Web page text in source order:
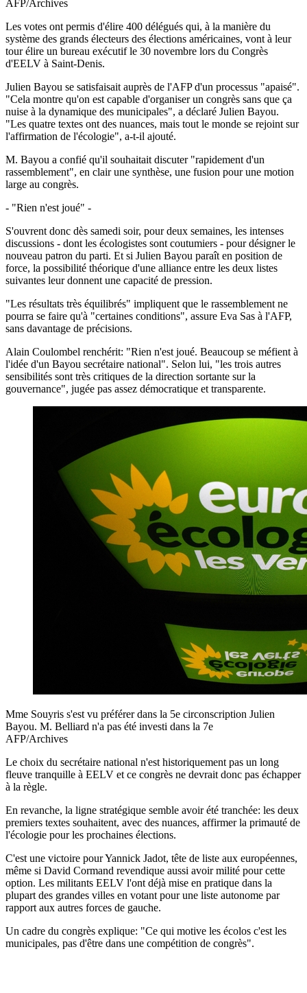
AFP/Archives
Les votes ont permis d'élire 400 délégués qui, à la manière du
système des grands électeurs des élections américaines, vont à leur
tour élire un bureau exécutif le 30 novembre lors du Congrès
d'EELV à Saint-Denis.
Julien Bayou se satisfaisait auprès de l'AFP d'un processus "apaisé".
"Cela montre qu'on est capable d'organiser un congrès sans que ça
nuise à la dynamique des municipales", a déclaré Julien Bayou.
"Les quatre textes ont des nuances, mais tout le monde se rejoint sur
l'affirmation de l'écologie", a-t-il ajouté.
M. Bayou a confié qu'il souhaitait discuter "rapidement d'un
rassemblement", en clair une synthèse, une fusion pour une motion
large au congrès.
- "Rien n'est joué" -
S'ouvrent donc dès samedi soir, pour deux semaines, les intenses
discussions - dont les écologistes sont coutumiers - pour désigner le
nouveau patron du parti. Et si Julien Bayou paraît en position de
force, la possibilité théorique d'une alliance entre les deux listes
suivantes leur donnent une capacité de pression.
"Les résultats très équilibrés" impliquent que le rassemblement ne
pourra se faire qu'à "certaines conditions", assure Eva Sas à l'AFP,
sans davantage de précisions.
Alain Coulombel renchérit: "Rien n'est joué. Beaucoup se méfient à
l'idée d'un Bayou secrétaire national". Selon lui, "les trois autres
sensibilités sont très critiques de la direction sortante sur la
gouvernance", jugée pas assez démocratique et transparente.
Mme Souyris s'est vu préférer dans la 5e circonscription Julien
Bayou. M. Belliard n'a pas été investi dans la 7e
AFP/Archives
Le choix du secrétaire national n'est historiquement pas un long
fleuve tranquille à EELV et ce congrès ne devrait donc pas échapper
à la règle.
En revanche, la ligne stratégique semble avoir été tranchée: les deux
premiers textes souhaitent, avec des nuances, affirmer la primauté de
l'écologie pour les prochaines élections.
C'est une victoire pour Yannick Jadot, tête de liste aux européennes,
même si David Cormand revendique aussi avoir milité pour cette
option. Les militants EELV l'ont déjà mise en pratique dans la
plupart des grandes villes en votant pour une liste autonome par
rapport aux autres forces de gauche.
Un cadre du congrès explique: "Ce qui motive les écolos c'est les
municipales, pas d'être dans une compétition de congrès".